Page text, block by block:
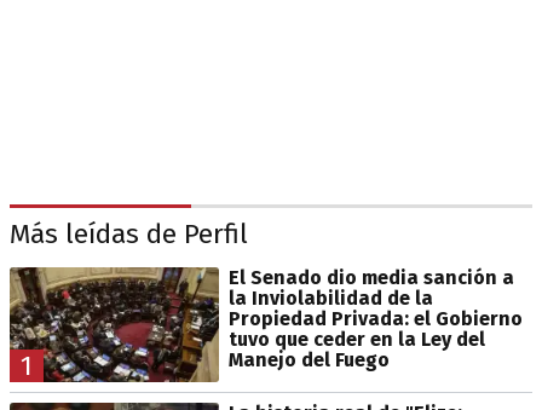
Más leídas de Perfil
1
El Senado dio media sanción a
la Inviolabilidad de la
Propiedad Privada: el Gobierno
tuvo que ceder en la Ley del
Manejo del Fuego